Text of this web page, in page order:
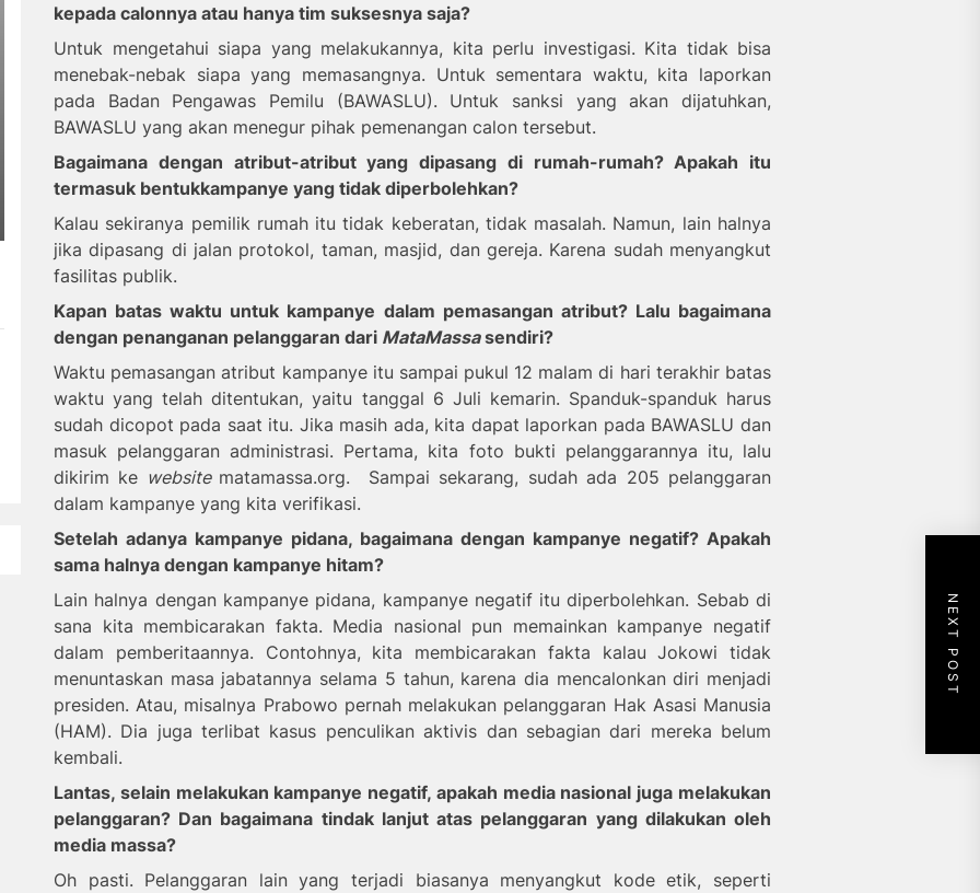
kepada calonnya atau hanya tim suksesnya saja?
Untuk mengetahui siapa yang melakukannya, kita perlu investigasi. Kita tidak bisa
menebak-nebak siapa yang memasangnya. Untuk sementara waktu, kita laporkan
pada Badan Pengawas Pemilu (BAWASLU). Untuk sanksi yang akan dijatuhkan,
BAWASLU yang akan menegur pihak pemenangan calon tersebut.
Bagaimana dengan atribut-atribut yang dipasang di rumah-rumah? Apakah itu
termasuk bentukkampanye yang tidak diperbolehkan?
Kalau sekiranya pemilik rumah itu tidak keberatan, tidak masalah. Namun, lain halnya
jika dipasang di jalan protokol, taman, masjid, dan gereja. Karena sudah menyangkut
fasilitas publik.
Kapan batas waktu untuk kampanye dalam pemasangan atribut? Lalu bagaimana
dengan penanganan pelanggaran dari MataMassasendiri?
Waktu pemasangan atribut kampanye itu sampai pukul 12 malam di hari terakhir batas
waktu yang telah ditentukan, yaitu tanggal 6 Juli kemarin. Spanduk-spanduk harus
sudah dicopot pada saat itu. Jika masih ada, kita dapat laporkan pada BAWASLU dan
masuk pelanggaran administrasi. Pertama, kita foto bukti pelanggarannya itu, lalu
dikirim ke website matamassa.org.
Sampai sekarang, sudah ada 205 pelanggaran
dalam kampanye yang kita verifikasi.
Setelah adanya kampanye pidana, bagaimana dengan kampanye negatif? Apakah
sama halnya dengan kampanye hitam?
Lain halnya dengan kampanye pidana, kampanye negatif itu diperbolehkan. Sebab di
sana kita membicarakan fakta. Media nasional pun memainkan kampanye negatif
dalam pemberitaannya. Contohnya, kita membicarakan fakta kalau Jokowi tidak
menuntaskan masa jabatannya selama 5 tahun, karena dia mencalonkan diri menjadi
presiden. Atau, misalnya Prabowo pernah melakukan pelanggaran Hak Asasi Manusia
(HAM). Dia juga terlibat kasus penculikan aktivis dan sebagian dari mereka belum
kembali.
Lantas, selain melakukan kampanye negatif, apakah media nasional juga melakukan
pelanggaran? Dan bagaimana tindak lanjut atas pelanggaran yang dilakukan oleh
media massa?
Oh pasti. Pelanggaran lain yang terjadi biasanya menyangkut kode etik, seperti
NEXT POST